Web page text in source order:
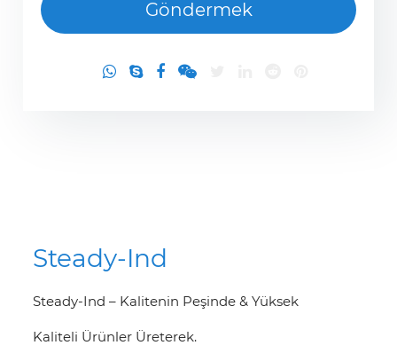
Steady-Ind
Steady-Ind – Kalitenin Peşinde & Yüksek
Kaliteli Ürünler Üreterek.